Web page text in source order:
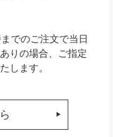
でのご注文で当日
りの場合、ご指定
します。